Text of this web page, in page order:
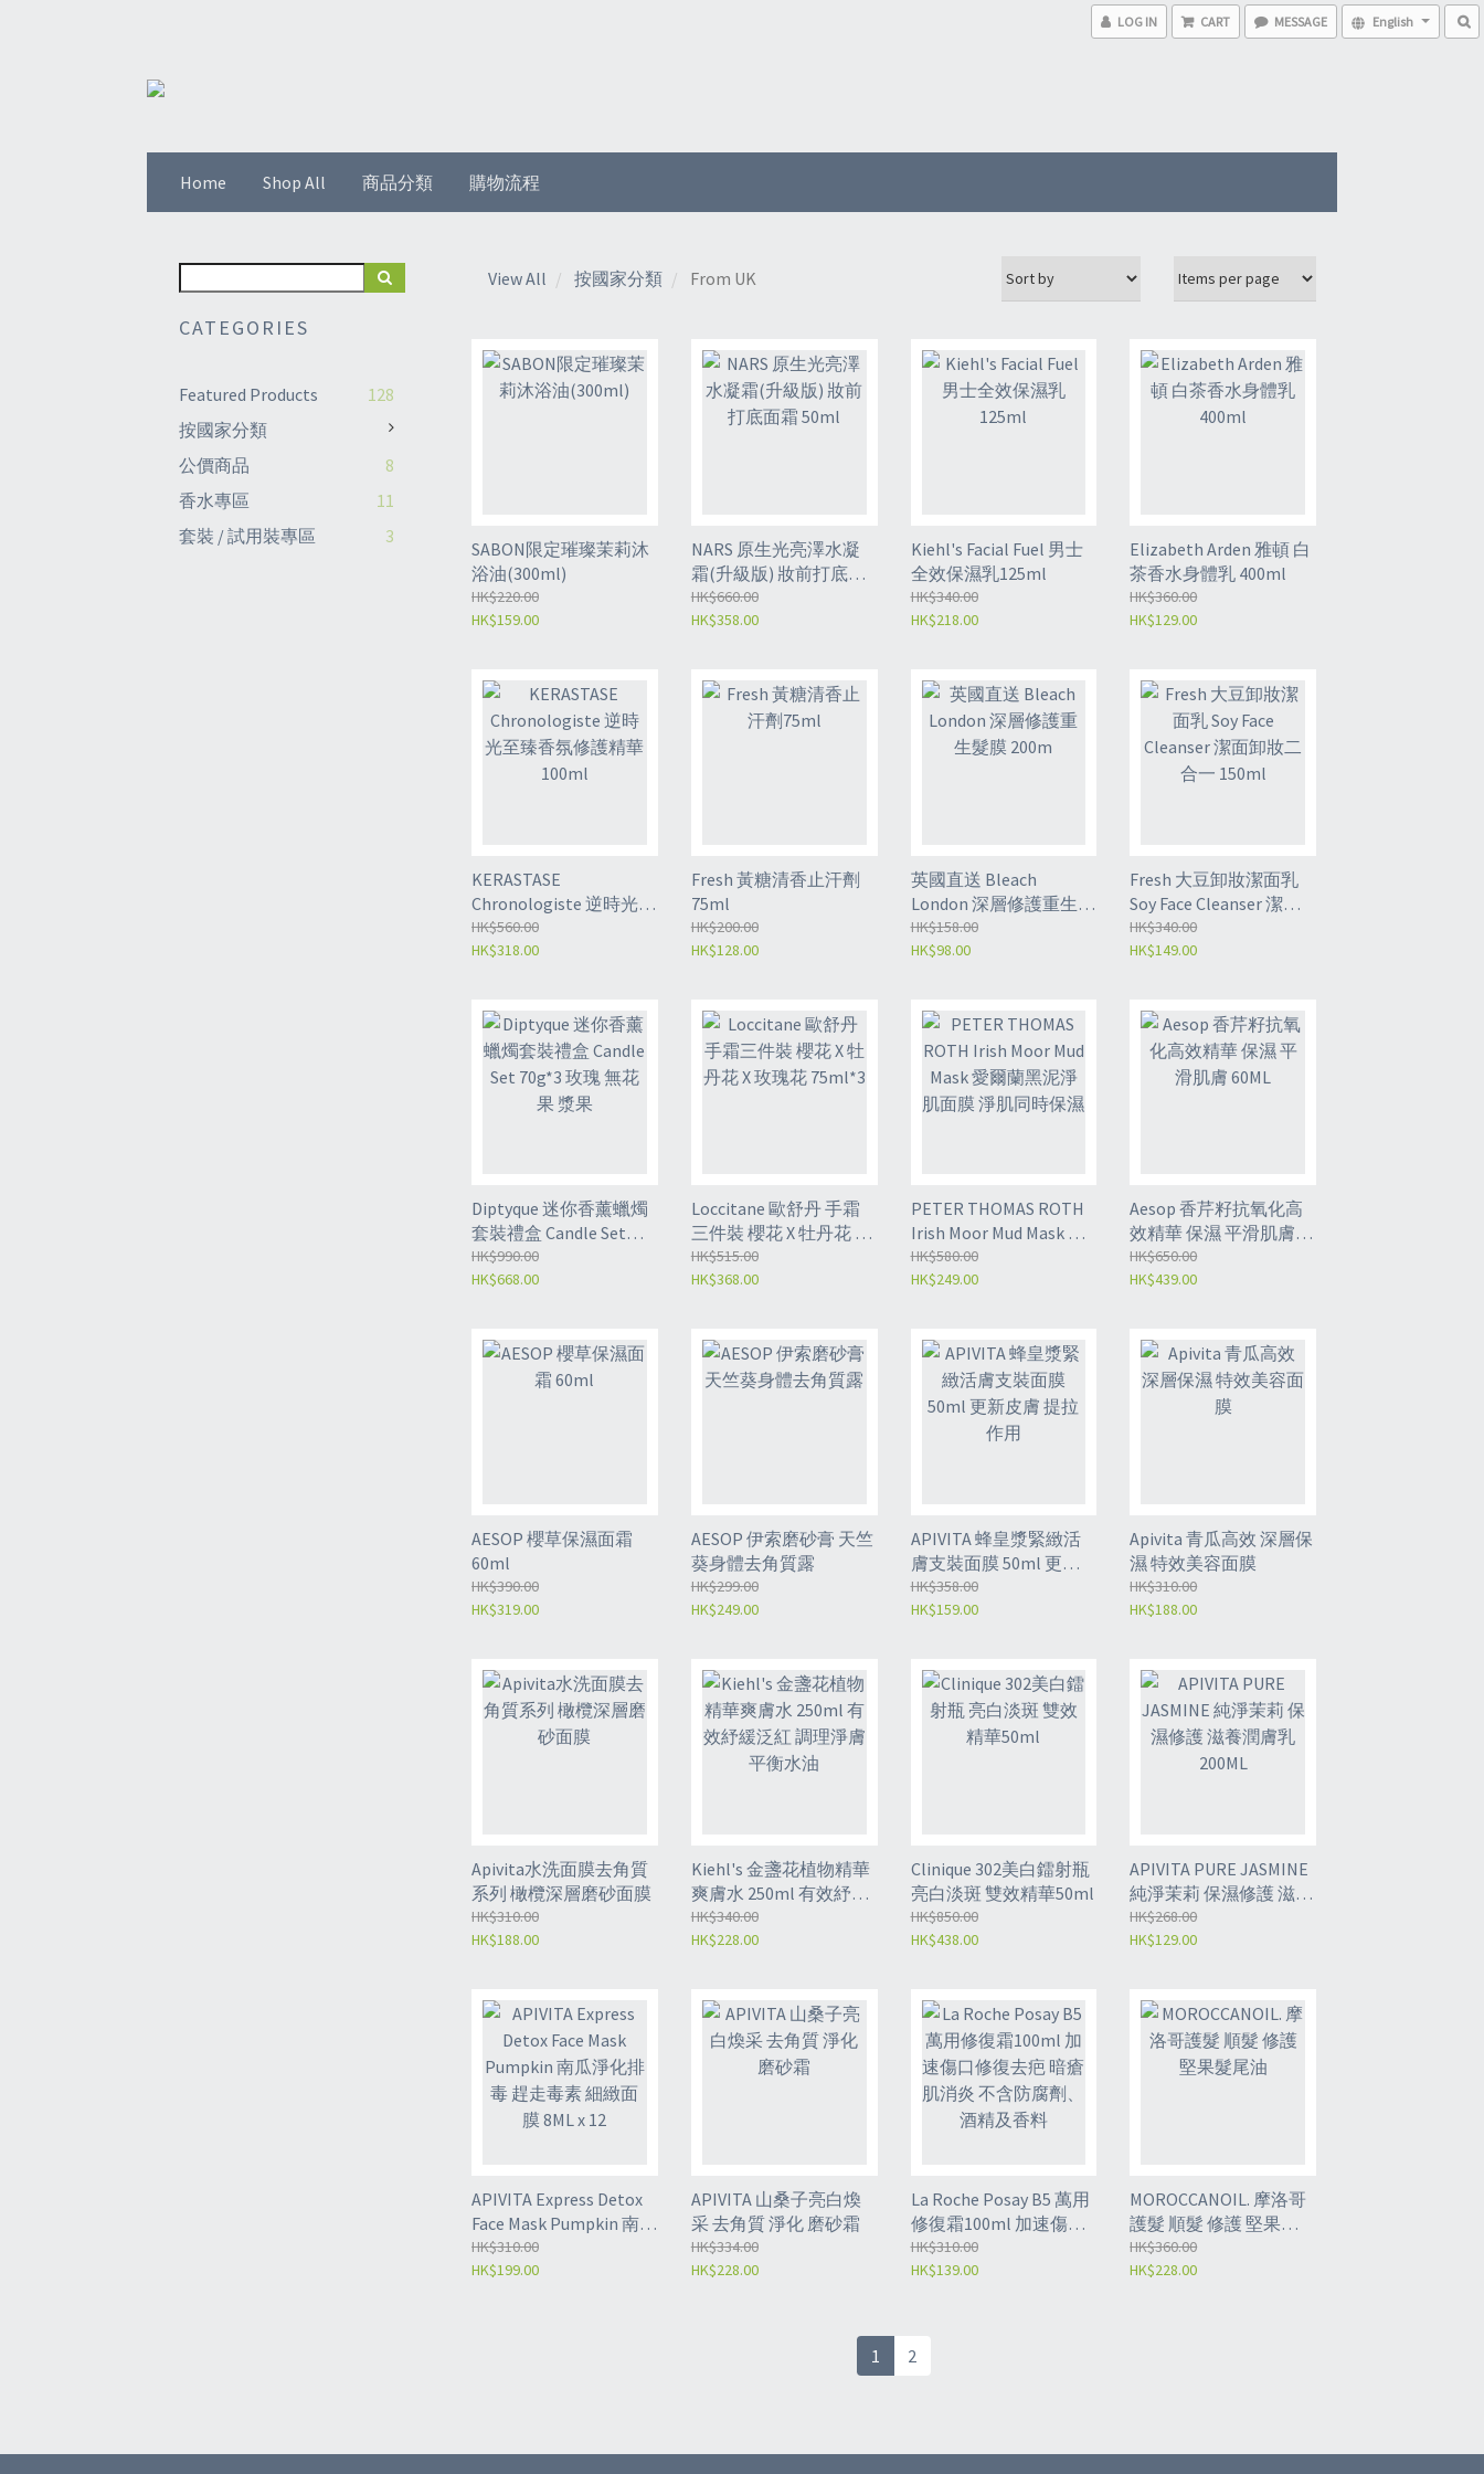
LOG IN CART MESSAGE English
Home Shop All 商品分類 購物流程
CATEGORIES
Featured Products
128
按國家分類
公價商品
8
香水專區
11
套裝 / 試用裝專區
3
View All 按國家分類 From UK
SABON限定璀璨茉莉沐
浴油(300ml)
HK$220.00
HK$159.00
NARS 原生光亮澤水凝
霜(升級版) 妝前打底面
霜 50ml
HK$660.00
HK$358.00
Kiehl's Facial Fuel 男士
全效保濕乳125ml
HK$340.00
HK$218.00
Elizabeth Arden 雅頓 白
茶香水身體乳 400ml
HK$360.00
HK$129.00
KERASTASE
Chronologiste 逆時光至
臻香氛修護精華 100ml
HK$560.00
HK$318.00
Fresh 黃糖清香止汗劑
75ml
HK$200.00
HK$128.00
英國直送 Bleach
London 深層修護重生髮
膜 200m
HK$158.00
HK$98.00
Fresh 大豆卸妝潔面乳
Soy Face Cleanser 潔面
卸妝二合一 150ml
HK$340.00
HK$149.00
Diptyque 迷你香薰蠟燭
套裝禮盒 Candle Set
70g*3 玫瑰 無花果 漿果
HK$990.00
HK$668.00
Loccitane 歐舒丹 手霜
三件裝 櫻花 X 牡丹花 X
玫瑰花 75ml*3
HK$515.00
HK$368.00
PETER THOMAS ROTH
Irish Moor Mud Mask 愛
爾蘭黑泥淨肌面膜 淨肌
同時保濕
HK$580.00
HK$249.00
Aesop 香芹籽抗氧化高
效精華 保濕 平滑肌膚
60ML
HK$650.00
HK$439.00
AESOP 櫻草保濕面霜
60ml
HK$390.00
HK$319.00
AESOP 伊索磨砂膏 天竺
葵身體去角質露
HK$299.00
HK$249.00
APIVITA 蜂皇漿緊緻活
膚支裝面膜 50ml 更新
皮膚 提拉作用
HK$358.00
HK$159.00
Apivita 青瓜高效 深層保
濕 特效美容面膜
HK$310.00
HK$188.00
Apivita水洗面膜去角質
系列 橄欖深層磨砂面膜
HK$310.00
HK$188.00
Kiehl's 金盞花植物精華
爽膚水 250ml 有效紓緩
泛紅 調理淨膚 平衡水油
HK$340.00
HK$228.00
Clinique 302美白鐳射瓶
亮白淡斑 雙效精華50ml
HK$850.00
HK$438.00
APIVITA PURE JASMINE
純淨茉莉 保濕修護 滋養
潤膚乳 200ML
HK$268.00
HK$129.00
APIVITA Express Detox
Face Mask Pumpkin 南瓜
淨化排毒 趕走毒素 細緻
面膜 8ML x 12
HK$310.00
HK$199.00
APIVITA 山桑子亮白煥
采 去角質 淨化 磨砂霜
HK$334.00
HK$228.00
La Roche Posay B5 萬用
修復霜100ml 加速傷口
修復去疤 暗瘡肌消炎 不
含防腐劑、酒精及香料
HK$310.00
HK$139.00
MOROCCANOIL. 摩洛哥
護髮 順髮 修護 堅果髮
尾油
HK$360.00
HK$228.00
1 2